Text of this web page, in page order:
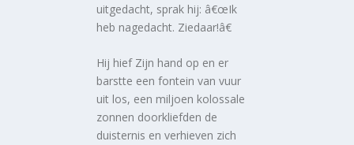
uitgedacht, sprak hij: â€œIk
heb nagedacht. Ziedaar!â€
Hij hief Zijn hand op en er
barstte een fontein van vuur
uit los, een miljoen kolossale
zonnen doorkliefden de
duisternis en verhieven zich